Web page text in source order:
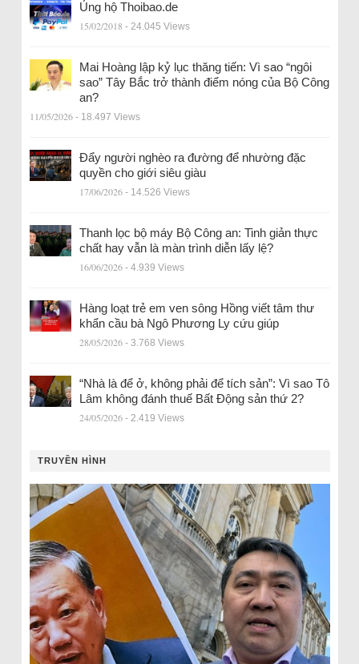
Ủng hộ Thoibao.de
15/02/2018 - 24.045 Views
Mai Hoàng lập kỷ lục thăng tiến: Vì sao “ngôi
sao” Tây Bắc trở thành điểm nóng của Bộ Công
an?
11/05/2026 - 18.497 Views
Đẩy người nghèo ra đường để nhường đặc
quyền cho giới siêu giàu
17/06/2026 - 14.526 Views
Thanh lọc bộ máy Bộ Công an: Tinh giản thực
chất hay vẫn là màn trình diễn lấy lệ?
16/06/2026 - 4.939 Views
Hàng loạt trẻ em ven sông Hồng viết tâm thư
khẩn cầu bà Ngô Phương Ly cứu giúp
28/05/2026 - 3.768 Views
“Nhà là để ở, không phải để tích sản”: Vì sao Tô
Lâm không đánh thuế Bất Động sản thứ 2?
24/05/2026 - 2.419 Views
TRUYỀN HÌNH